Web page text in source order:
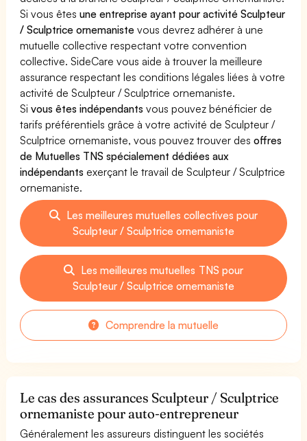
Si vous êtesune entreprise ayant pour activité Sculpteur
/ Sculptrice ornemaniste vous devrez adhérer à une
mutuelle collective respectant votre convention
collective. SideCare vous aide à trouver la meilleure
assurance respectant les conditions légales liées à votre
activité de Sculpteur / Sculptrice ornemaniste.
Sivous êtes indépendants vous pouvez bénéficier de
tarifs préférentiels grâce à votre activité de Sculpteur /
Sculptrice ornemaniste, vous pouvez trouver desoffres
de Mutuelles TNS spécialement dédiées aux
indépendants exerçant le travail de Sculpteur / Sculptrice
ornemaniste.
Les meilleures mutuelles collectives pour
Sculpteur / Sculptrice ornemaniste
Les meilleures mutuelles TNS pour
Sculpteur / Sculptrice ornemaniste
Comprendre la mutuelle
Le cas des assurances Sculpteur / Sculptrice
ornemaniste pour auto-entrepreneur
Généralement les assureurs distinguent les sociétés